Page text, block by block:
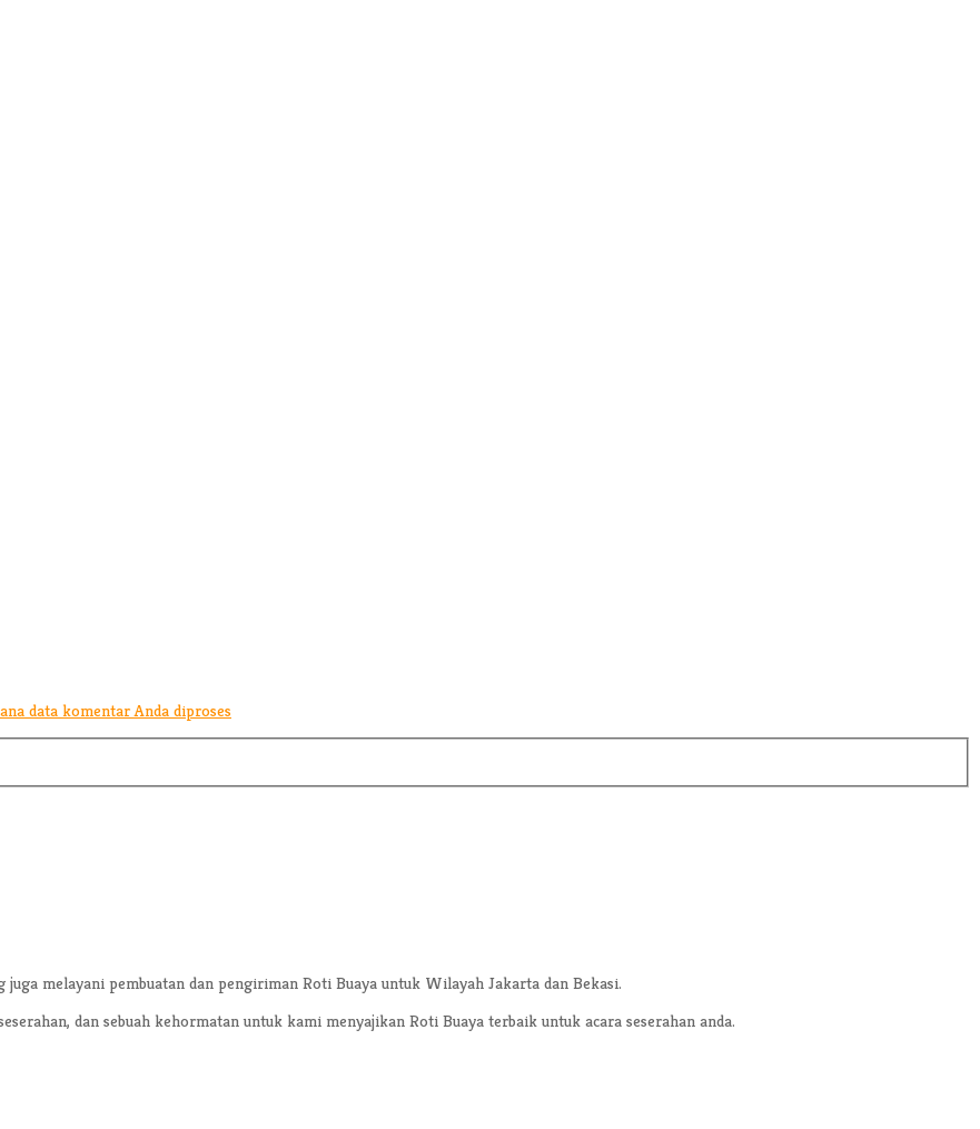
data komentar Anda diproses
melayani pembuatan dan pengiriman Roti Buaya untuk Wilayah Jakarta dan Bekasi.
dan sebuah kehormatan untuk kami menyajikan Roti Buaya terbaik untuk acara seserahan anda.